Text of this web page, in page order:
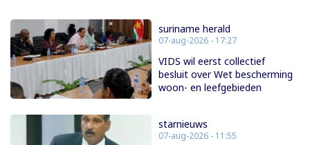
suriname herald
07-aug-2026 - 17:27
VIDS wil eerst collectief
besluit over Wet bescherming
woon- en leefgebieden
starnieuws
07-aug-2026 - 11:55